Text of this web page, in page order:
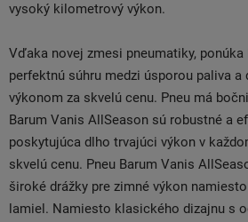
vysoký kilometrový výkon.
Vďaka novej zmesi pneumatiky,
perfektnú súhru medzi úsporou paliva
výkonom za skvelú cenu. Pneu má
Barum Vanis AllSeason sú robustné a
poskytujúca dlho trvajúci výkon v
skvelú cenu. Pneu Barum Vanis
široké drážky pre zimné výkon
lamiel. Namiesto klasického dizajnu s